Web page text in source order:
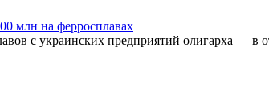
млн на ферросплавах
с украинских предприятий олигарха —